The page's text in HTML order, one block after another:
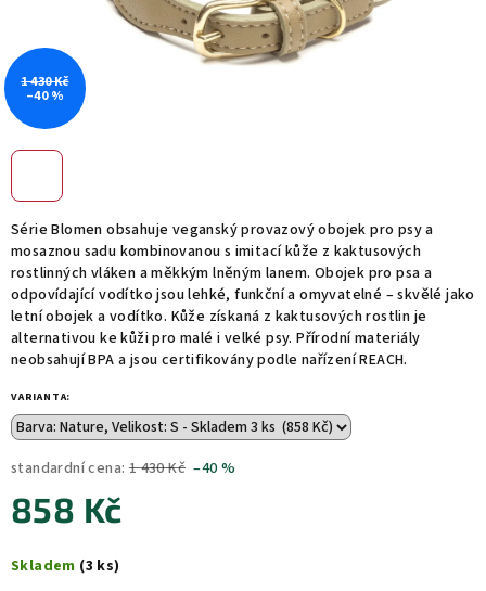
Série Blomen obsahuje veganský provazový obojek pro psy a
mosaznou sadu kombinovanou s imitací kůže z kaktusových
rostlinných vláken a měkkým lněným lanem. Obojek pro psa a
odpovídající vodítko jsou lehké, funkční a omyvatelné – skvělé jako
letní obojek a vodítko. Kůže získaná z kaktusových rostlin je
alternativou ke kůži pro malé i velké psy. Přírodní materiály
neobsahují BPA a jsou certifikovány podle nařízení REACH.
VARIANTA:
standardní cena: 1 430 Kč –40 %
858 Kč
cena:
Skladem (3 ks)
1 430 Kč
–40 %